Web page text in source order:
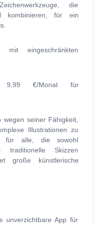
die
kombinieren, für ein
mit eingeschränkten
9,99 €/Monat für
seiner Fähigkeit,
Illustrationen zu
für alle, die sowohl
traditionelle Skizzen
große künstlerische
unverzichtbare App für